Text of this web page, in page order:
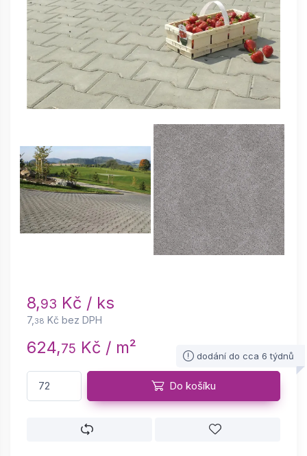
8,93 Kč / ks
7, 38 Kč bez DPH
624,75 Kč / m² dodání do cca 6 týdnů
Do košíku